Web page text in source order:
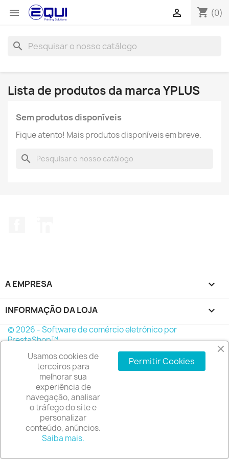
 shopping_cart (0)

search
Lista de produtos da marca YPLUS
Sem produtos disponíveis
Fique atento! Mais produtos disponíveis em breve.
search
A EMPRESA 
INFORMAÇÃO DA LOJA keyboard_arrow_down
© 2026 - Software de comércio eletrónico por
PrestaShop™
Usamos cookies de
terceiros para
melhorar sua
experiência de
navegação, analisar
o tráfego do site e
personalizar
conteúdo, anúncios.
Saiba mais.
Permitir Cookies